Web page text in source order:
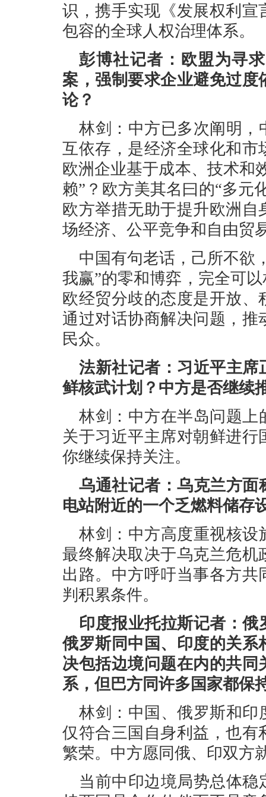
识，携手实现《发展权利
包容的全球人权治理体系。
彭博社记者：欧盟为寻
案，强制要求企业避免过
论？
林剑：中方已多次阐明，
互依存，是经济全球化和
欧洲企业基于成本、技术和
赖”？欧方美其名曰的“多元
欧方举措无助于提升欧洲
场经济、公平竞争和自由贸
中国有句老话，己所不欲
我赢”的零和博弈，完全可
欧经贸分歧的态度是开放
通过对话协商解决问题，
民众。
法新社记者：习近平主席
鲜核武计划？中方是否继续
林剑：中方在半岛问题上
关于习近平主席对朝鲜进
你继续保持关注。
乌通社记者：乌克兰方面
电站附近的一个乏燃料储存
林剑：中方高度重视核设
最终解决取决于乌克兰危
出路。中方呼吁当事各方
判积累条件。
印度报业托拉斯记者：
俄罗斯同中国、印度的关
决包括边境问题在内的共
系，但巴方同许多国家都保
林剑：中国、俄罗斯和印
仅符合三国自身利益，也
繁荣。中方愿同俄、印双方
当前中印边境局势总体